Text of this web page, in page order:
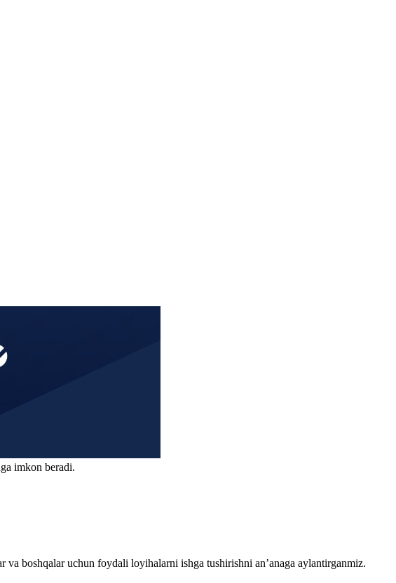
imkon beradi.
boshqalar uchun foydali loyihalarni ishga tushirishni an’anaga aylantirganmiz.